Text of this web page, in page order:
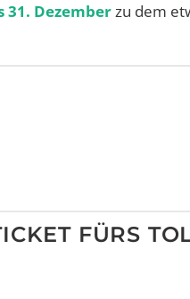
Dezemberzu dem
FÜRS